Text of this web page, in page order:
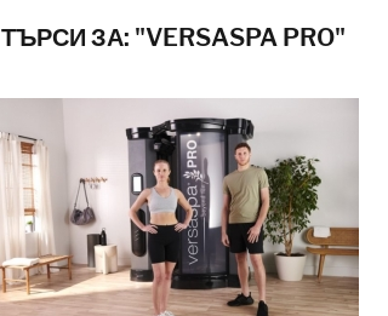
ТЪРСИ ЗА: "VERSASPA PRO"